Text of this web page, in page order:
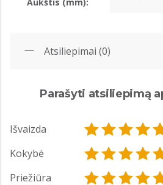
Atsiliepimai (0)
Parašyti atsiliepimą
Išvaizda
Kokybė
Priežiūra